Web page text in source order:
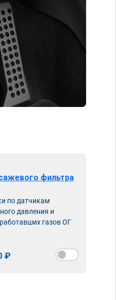
фильтра
по датчикам
давления и
газов ОГ
₽